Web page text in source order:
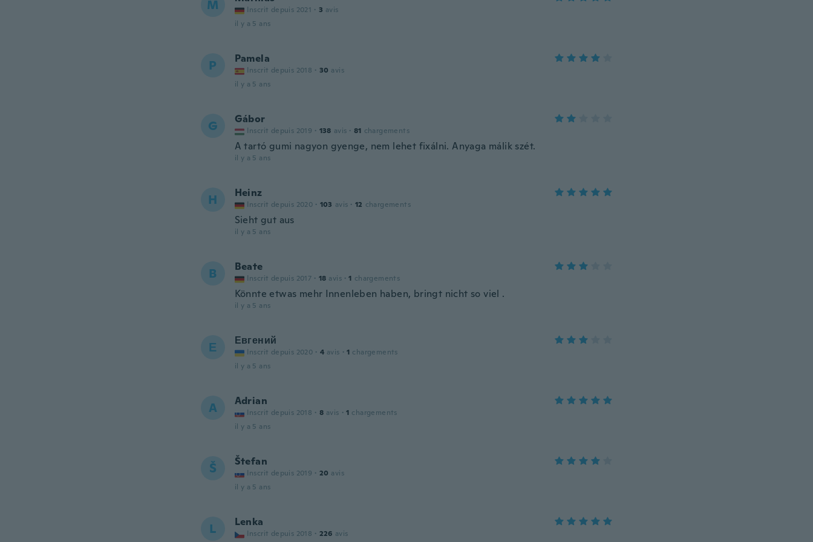
M Inscrit depuis 2021 · 3 avis
il y a 5 ans
P Pamela
Inscrit depuis 2018 · 30 avis
il y a 5 ans
G Gábor
Inscrit depuis 2019 · 138 avis · 81 chargements
A tartó gumi nagyon gyenge, nem lehet fixálni. Anyaga málik szét.
il y a 5 ans
H Heinz
Inscrit depuis 2020 · 103 avis · 12 chargements
Sieht gut aus
il y a 5 ans
B Beate
Inscrit depuis 2017 · 18 avis · 1 chargements
Könnte etwas mehr Innenleben haben, bringt nicht so viel .
il y a 5 ans
Е Евгений
Inscrit depuis 2020 · 4 avis · 1 chargements
il y a 5 ans
A Adrian
Inscrit depuis 2018 · 8 avis · 1 chargements
il y a 5 ans
Š Štefan
Inscrit depuis 2019 · 20 avis
il y a 5 ans
L Lenka
Inscrit depuis 2018 · 226 avis